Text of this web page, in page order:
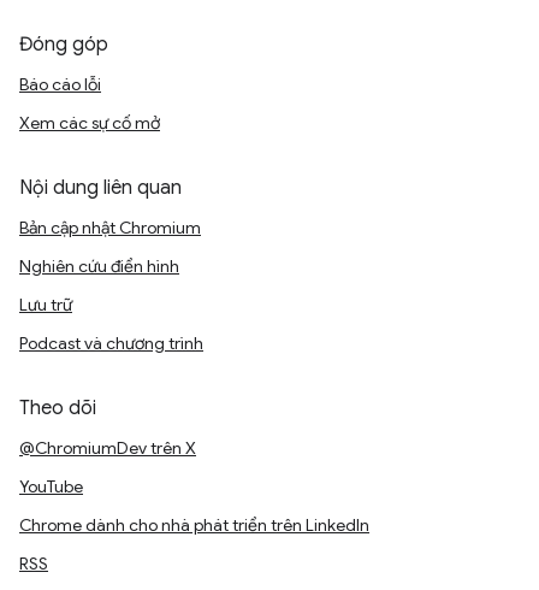
Đóng góp
Báo cáo lỗi
Xem các sự cố mở
Nội dung liên quan
Bản cập nhật Chromium
Nghiên cứu điển hình
Lưu trữ
Podcast và chương trình
Theo dõi
@ChromiumDev trên X
YouTube
Chrome dành cho nhà phát triển trên LinkedIn
RSS